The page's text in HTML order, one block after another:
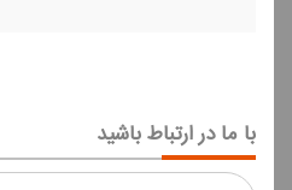
با ما در ارتباط باشید